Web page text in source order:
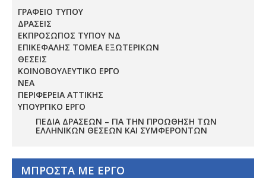
ΓΡΑΦΕΙΟ ΤΥΠΟΥ
ΔΡΑΣΕΙΣ
ΕΚΠΡΟΣΩΠΟΣ ΤΥΠΟΥ ΝΔ
ΕΠΙΚΕΦΑΛΗΣ ΤΟΜΕΑ ΕΞΩΤΕΡΙΚΩΝ
ΘΕΣΕΙΣ
ΚΟΙΝΟΒΟΥΛΕΥΤΙΚΟ ΕΡΓΟ
ΝΕΑ
ΠΕΡΙΦΕΡΕΙΑ ΑΤΤΙΚΗΣ
ΥΠΟΥΡΓΙΚΟ ΕΡΓΟ
ΠΕΔΊΑ ΔΡΆΣΕΩΝ – ΓΙΑ ΤΗΝ ΠΡΟΏΘΗΣΗ ΤΩΝ
ΕΛΛΗΝΙΚΏΝ ΘΈΣΕΩΝ ΚΑΙ ΣΥΜΦΕΡΌΝΤΩΝ
ΜΠΡΟΣΤΑ ΜΕ ΕΡΓΟ